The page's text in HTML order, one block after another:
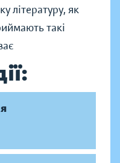
літературу, як
такі